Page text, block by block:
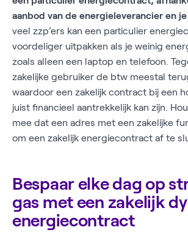
aanbod van de energieleverancier en
veel zzp’ers kan een particulier
voordeliger uitpakken als je weinig
zoals alleen een laptop en telefoon.
zakelijke gebruiker de btw meestal
waardoor een zakelijk contract bij een
juist financieel aantrekkelijk kan zijn.
mee dat een adres met een zakelijke
om een zakelijk energiecontract af te
Bespaar elke dag op
gas met een zakelijk
energiecontract